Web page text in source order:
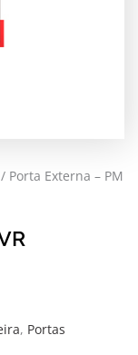
/ Porta Externa – PM
, Portas